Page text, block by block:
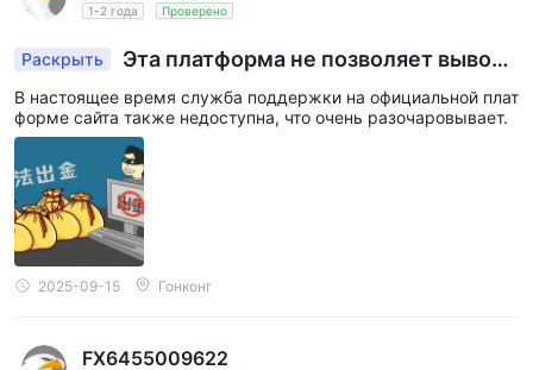
1-2 года Проверено
Раскрыть
Эта платформа не позволяет выводи
ть средства, переводы никогда не поступают
на счет.
В настоящее время служба поддержки на официальной плат
форме сайта также недоступна, что очень разочаровывает.
2025-09-15 Гонконг
FX6455009622